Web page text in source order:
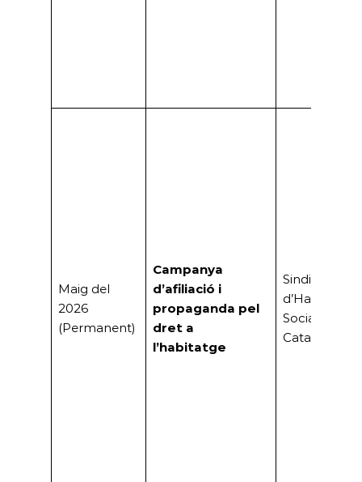
Maig del
2026
(Permanent)
Campanya
d’afiliació i
propaganda pel
dret a
l’habitatge
Sindicat
d’Habitatge
Socialista de
Catalunya